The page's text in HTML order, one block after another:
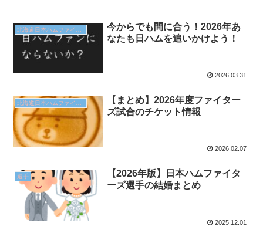
今からでも間に合う！2026年あ
なたも日ハムを追いかけよう！
2026.03.31
【まとめ】2026年度ファイター
ズ試合のチケット情報
2026.02.07
選手
【2026年版】日本ハムファイタ
ーズ選手の結婚まとめ
2025.12.01